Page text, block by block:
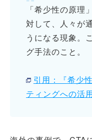
「希少性の原理
対して、人々が
うになる現象。
グ手法のこと。
引用：『希少
ティングへの活